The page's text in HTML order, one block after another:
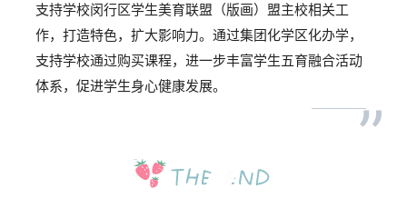
支持学校闵行区学生美育联盟（版画）盟主校相关工
作，打造特色，扩大影响力。通过集团化学区化办学，
支持学校通过购买课程，进一步丰富学生五育融合活动
体系，促进学生身心健康发展。
”